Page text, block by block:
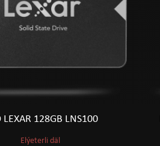
LEXAR 128GB LNS100
Elýeterli däl